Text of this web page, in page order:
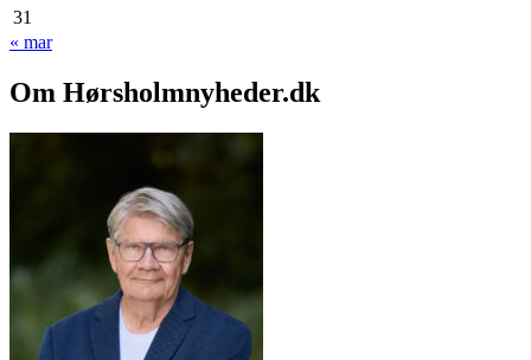
31
« mar
Om Hørsholmnyheder.dk